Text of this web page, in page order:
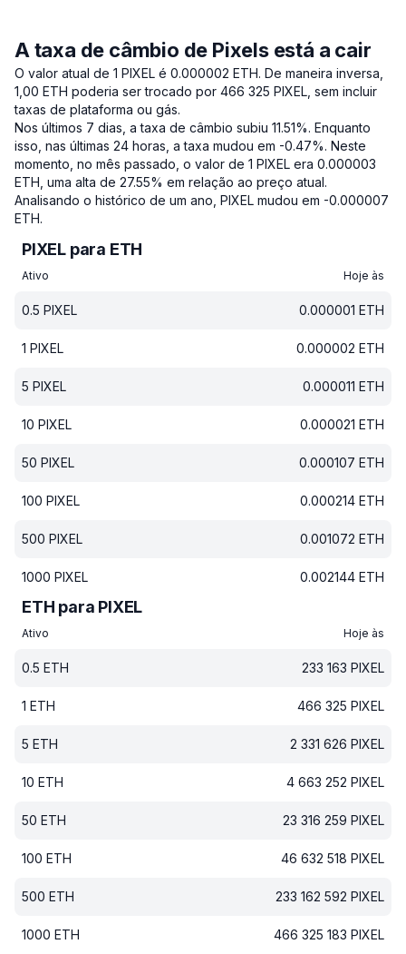
A taxa de câmbio de Pixels está a cair
O valor atual de 1 PIXEL é 0.000002 ETH. De maneira inversa,
1,00 ETH poderia ser trocado por 466 325 PIXEL, sem incluir
taxas de plataforma ou gás.
Nos últimos 7 dias, a taxa de câmbio subiu 11.51%. Enquanto
isso, nas últimas 24 horas, a taxa mudou em -0.47%. Neste
momento, no mês passado, o valor de 1 PIXEL era 0.000003
ETH, uma alta de 27.55% em relação ao preço atual.
Analisando o histórico de um ano, PIXEL mudou em -0.000007
ETH.
PIXEL para ETH
Ativo Hoje às
0.5 PIXEL 0.000001 ETH
1 PIXEL 0.000002 ETH
5 PIXEL 0.000011 ETH
10 PIXEL 0.000021 ETH
50 PIXEL 0.000107 ETH
100 PIXEL 0.000214 ETH
500 PIXEL 0.001072 ETH
1000 PIXEL 0.002144 ETH
ETH para PIXEL
Ativo Hoje às
0.5 ETH 233 163 PIXEL
1 ETH 466 325 PIXEL
5 ETH 2 331 626 PIXEL
10 ETH 4 663 252 PIXEL
50 ETH 23 316 259 PIXEL
100 ETH 46 632 518 PIXEL
500 ETH 233 162 592 PIXEL
1000 ETH 466 325 183 PIXEL